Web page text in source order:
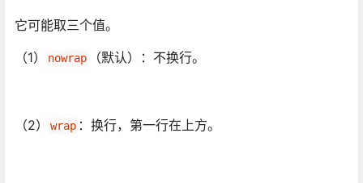
它可能取三个值。
（1）
nowrap （默认）：不换行。
（2） wrap ：换行，第一行在上方。